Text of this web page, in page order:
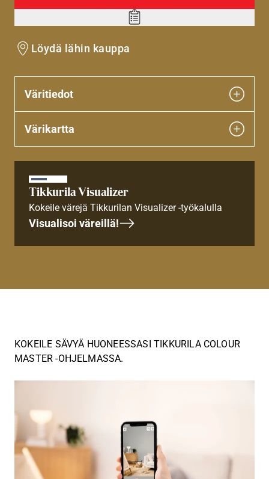
Add
Löydä lähin kauppa
Väritiedot
Värikartta
Tikkurila Visualizer
Kokeile värejä Tikkurilan Visualizer -työkalulla
Visualisoi väreillä!
KOKEILE SÄVYÄ HUONEESSASI TIKKURILA COLOUR
MASTER -OHJELMASSA.